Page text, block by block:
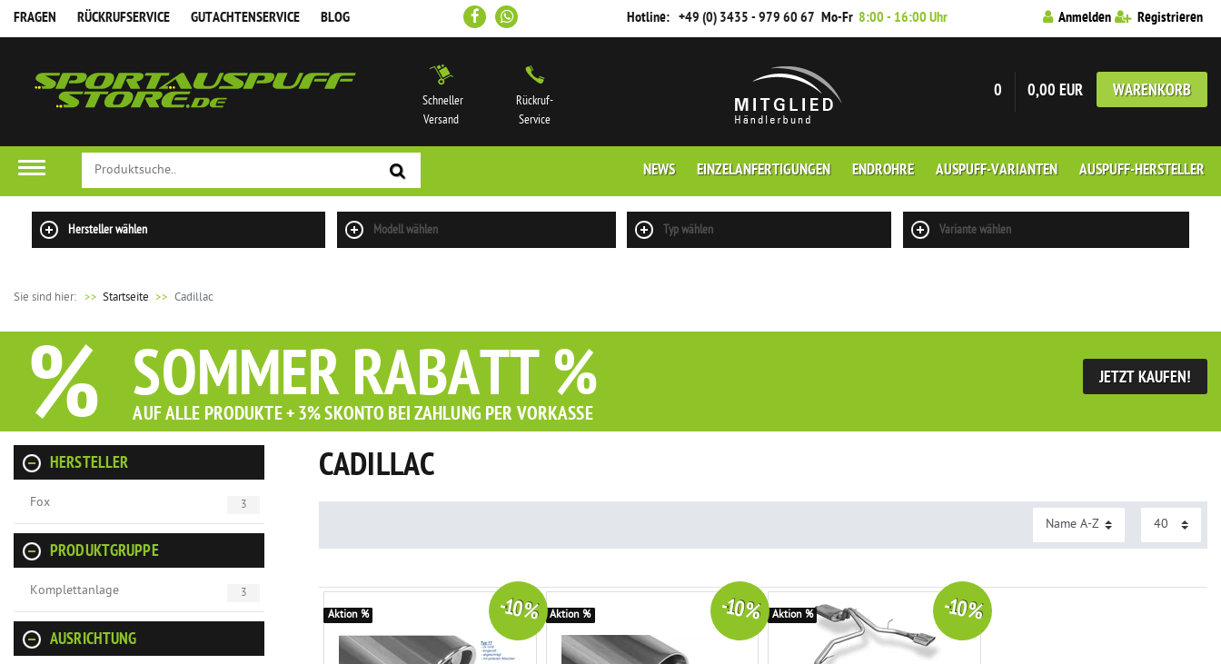
FILTER
FRAGEN RÜCKRUFSERVICE GUTACHTENSERVICE BLOG Hotline: +49 (0) 3435 - 979 60 67 Mo-Fr 8:00 - 16:00 Uhr Anmelden Registrieren
0 0,00 EUR WARENKORB
Schneller
Versand
Rückruf-
Service
NEWS EINZELANFERTIGUNGEN ENDROHRE AUSPUFF-VARIANTEN AUSPUFF-HERSTELLER
Hersteller wählen Modell wählen Typ wählen Variante wählen
Sie sind hier: >> Startseite Cadillac
% SOMMER RABATT %
AUF ALLE PRODUKTE + 3% SKONTO BEI ZAHLUNG PER VORKASSE
JETZT KAUFEN!
HERSTELLER
Fox 3
PRODUKTGRUPPE
Komplettanlage 3
AUSRICHTUNG
CADILLAC
-10 %
Aktion % -10 %
Aktion % -10 %
Aktion %